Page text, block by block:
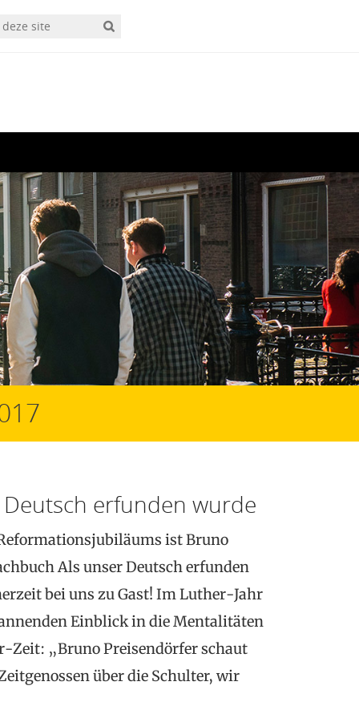
erfunden wurde
ist Bruno
Als unser Deutsch erfunden
bei uns zu Gast! Im Luther-Jahr
Einblick in die Mentalitäten
Zeit: „Bruno Preisendörfer schaut
über die Schulter, wir